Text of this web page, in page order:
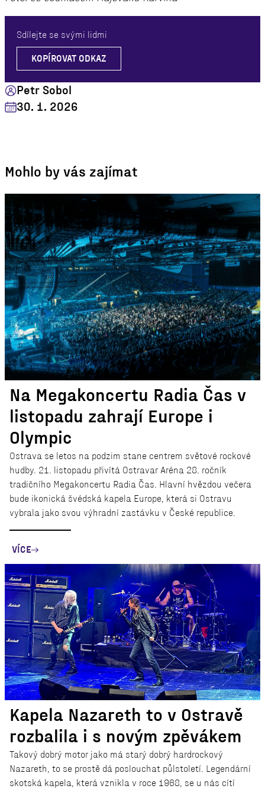
Sdílejte se svými lidmi
KOPÍROVAT ODKAZ
Petr Sobol
30. 1. 2026
Mohlo by vás zajímat
Na Megakoncertu Radia Čas v
listopadu zahrají Europe i
Olympic
Ostrava se letos na podzim stane centrem světové rockové
hudby. 21. listopadu přivítá Ostravar Aréna 28. ročník
tradičního Megakoncertu Radia Čas. Hlavní hvězdou večera
bude ikonická švédská kapela Europe, která si Ostravu
vybrala jako svou výhradní zastávku v České republice.
VÍCE
Kapela Nazareth to v Ostravě
rozbalila i s novým zpěvákem
Takový dobrý motor jako má starý dobrý hardrockový
Nazareth, to se prostě dá poslouchat půlstoletí. Legendární
skotská kapela, která vznikla v roce 1968, se u nás cítí